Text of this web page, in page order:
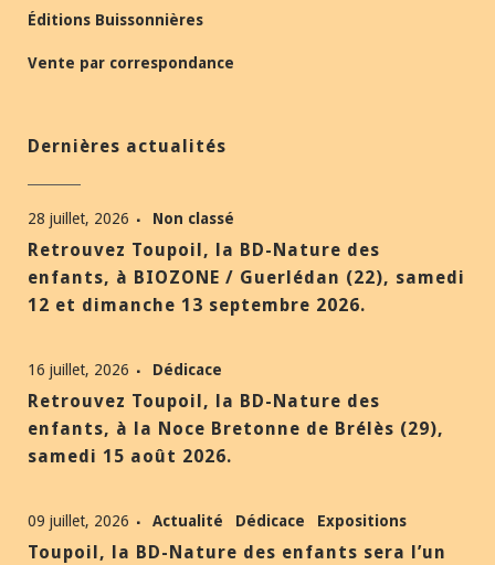
Éditions Buissonnières
Vente par correspondance
Dernières actualités
28 juillet, 2026 Non classé
Retrouvez Toupoil, la BD-Nature des
enfants, à BIOZONE / Guerlédan (22), samedi
12 et dimanche 13 septembre 2026.
16 juillet, 2026 Dédicace
Retrouvez Toupoil, la BD-Nature des
enfants, à la Noce Bretonne de Brélès (29),
samedi 15 août 2026.
09 juillet, 2026 Actualité Dédicace Expositions
Toupoil, la BD-Nature des enfants sera l’un